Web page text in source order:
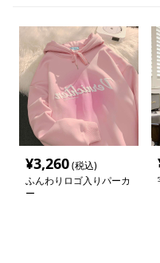
¥3,260(税込)
ふんわりロゴ入りパーカ
ー